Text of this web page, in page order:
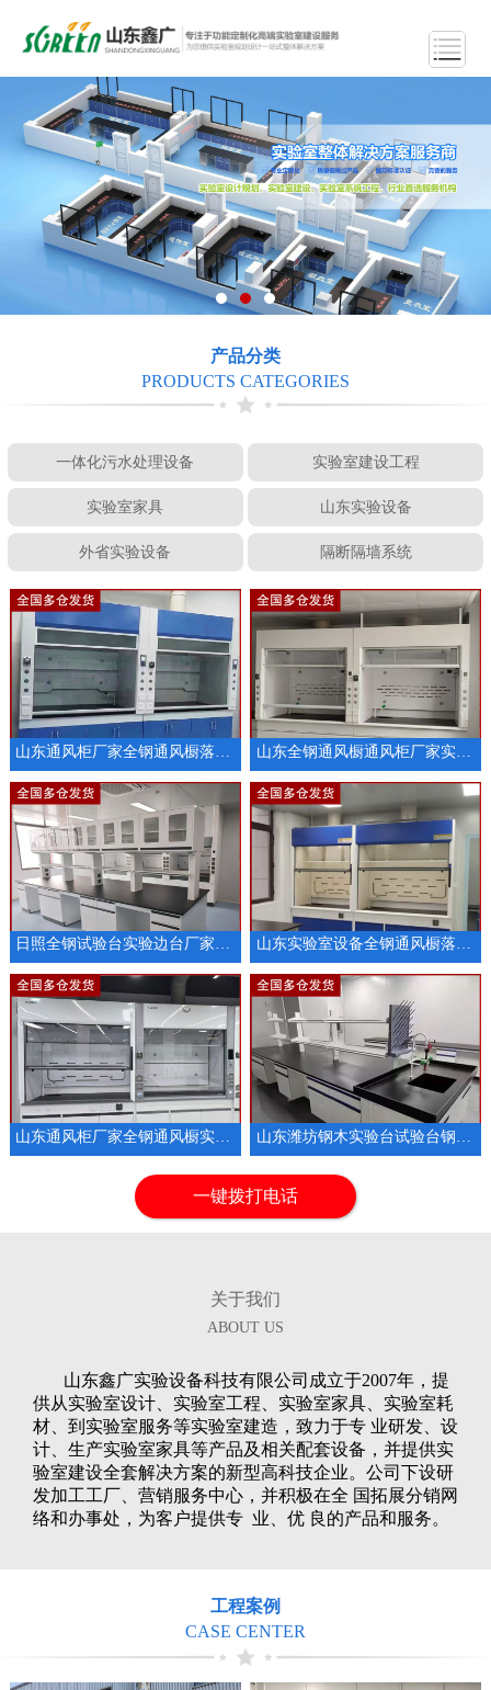
1 3
产品分类
PRODUCTS CATEGORIES
一体化污水处理设备 实验室建设工程
实验室家具 山东实验设备
外省实验设备 隔断隔墙系统
山东全钢通风橱通风柜厂家实验室家具供应
日照全钢试验台实验边台厂家定制 山东实验室设备全钢通风橱落地通风柜厂家
一键拨打电话
关于我们
ABOUT US
山东鑫广实验设备科技有限公司成立于2007年，提
供从实验室设计、实验室工程、实验室家具、实验室耗
材、到实验室服务等实验室建造，致力于专 业研发、设
计、生产实验室家具等产品及相关配套设备，并提供实
验室建设全套解决方案的新型高科技企业。公司下设研
发加工工厂、营销服务中心，并积极在全 国拓展分销网
络和办事处，为客户提供专 业、优 良的产品和服务。
工程案例
CASE CENTER